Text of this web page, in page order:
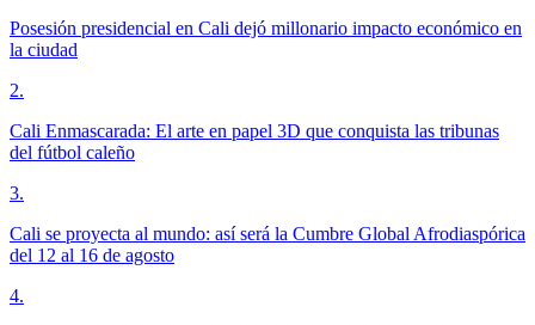
Posesión presidencial en Cali dejó millonario impacto económico en
la ciudad
2.
Cali Enmascarada: El arte en papel 3D que conquista las tribunas
del fútbol caleño
3.
Cali se proyecta al mundo: así será la Cumbre Global Afrodiaspórica
del 12 al 16 de agosto
4.